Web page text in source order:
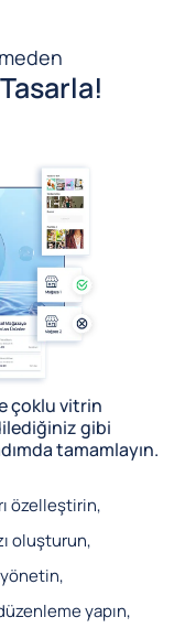
çoklu vitrin
gibi
tamamlayın.
özelleştirin,
oluşturun,
yapın,